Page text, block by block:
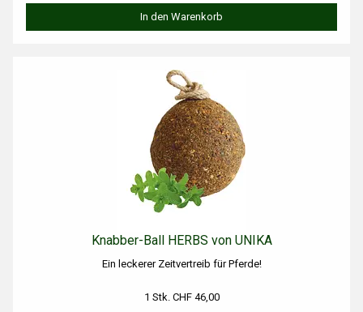
In den Warenkorb
Knabber-Ball HERBS von UNIKA
Ein leckerer Zeitvertreib für Pferde!
1 Stk. CHF 46,00